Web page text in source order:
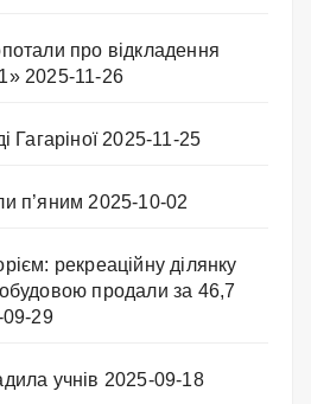
про відкладення
2025-11-26
Гагаріної 2025-11-25
п’яним 2025-10-02
рекреаційну ділянку
продали за 46,7
29
учнів 2025-09-18